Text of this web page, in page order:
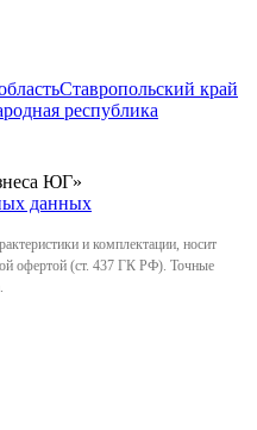
Ставропольский край
республика
ЮГ»
данных
и комплектации, носит
офертой (ст. 437 ГК РФ). Точные